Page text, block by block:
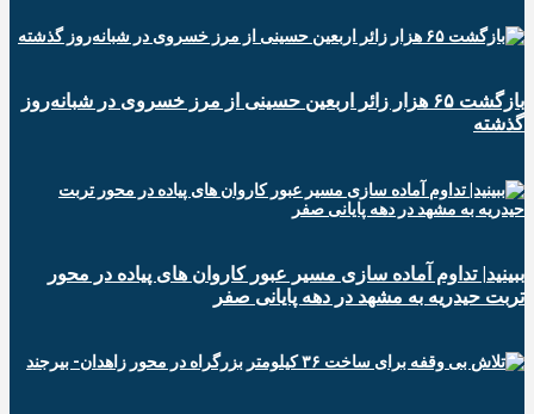
️بازگشت ۶۵ هزار زائر اربعین حسینی از مرز خسروی در شبانه‌روز
گذشته
ببینید| تداوم آماده سازی مسیر عبور کاروان های پیاده در محور
تربت حیدریه به مشهد در دهه پایانی صفر